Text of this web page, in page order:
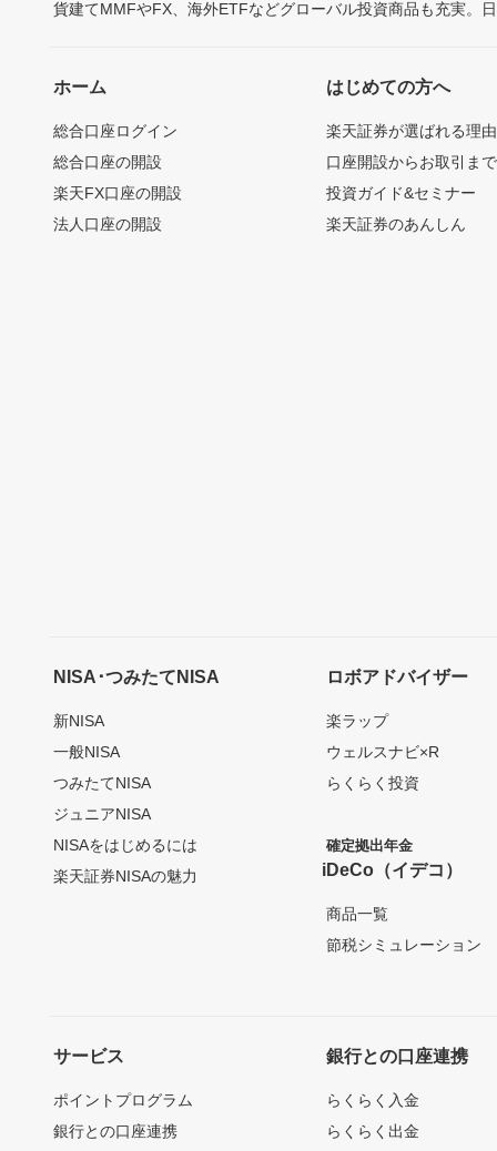
貨建てMMFやFX、海外ETFなどグローバル投資商品も充実。
ホーム
総合口座ログイン
総合口座の開設
楽天FX口座の開設
法人口座の開設
はじめての方へ
楽天証券が選ばれる理由
口座開設からお取引ま
投資ガイド&セミナー
楽天証券のあんしん
NISA･つみたてNISA
新NISA
一般NISA
つみたてNISA
ジュニアNISA
NISAをはじめるには
楽天証券NISAの魅力
ロボアドバイザー
楽ラップ
ウェルスナビ×R
らくらく投資
確定拠出年金
iDeCo（イデコ）
商品一覧
節税シミュレーション
サービス
ポイントプログラム
銀行との口座連携
銀行との口座連携
らくらく入金
らくらく出金